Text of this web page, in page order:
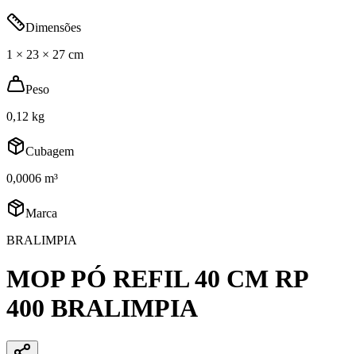
Dimensões
1 × 23 × 27 cm
Peso
0,12 kg
Cubagem
0,0006 m³
Marca
BRALIMPIA
MOP PÓ REFIL 40 CM RP
400 BRALIMPIA